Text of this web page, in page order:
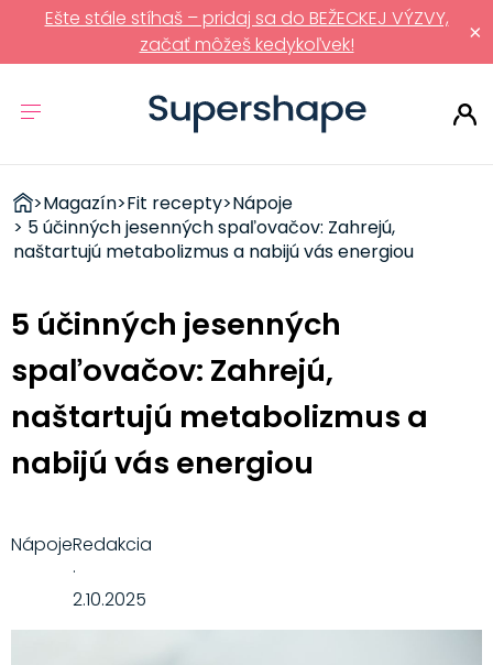
×
Ešte stále stíhaš – pridaj sa do BEŽECKEJ VÝZVY,
začať môžeš kedykoľvek!
ZDRAVÉ
RÝCHLOVKY
>Magazín>Fit recepty>Nápoje
> 5 účinných jesenných spaľovačov: Zahrejú,
naštartujú metabolizmus a nabijú vás energiou
5 účinných jesenných
spaľovačov: Zahrejú,
naštartujú metabolizmus a
nabijú vás energiou
NápojeRedakcia
·
2.10.2025